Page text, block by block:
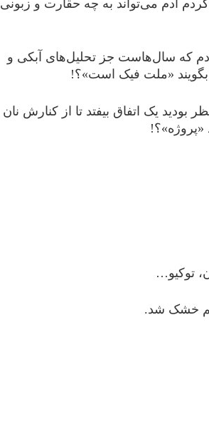
آدم می‌تواند به چه حقارت و زبونی
که سال‌هاست جز تحلیل‌های آبکی و
بگویند «ملت فیک است»؟!
یک اتفاق بیفتد تا از کنارش نان
«پروژه»؟!
توکیو…
خشک شد.